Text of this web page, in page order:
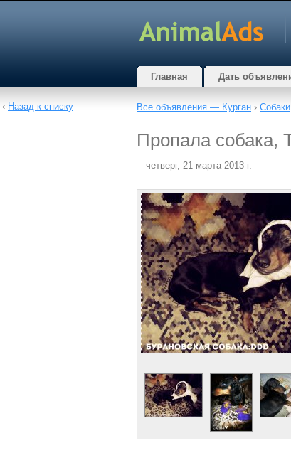
Главная Дать
Все объявления — Курган › Собаки
Пропала собака,
четверг, 21 марта 2013 г.
‹ Назад к списку